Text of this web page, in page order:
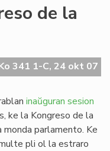
de la
341 1-C, 24 okt 07
inaŭguran sesion
ke la Kongreso de la
parlamento. Ke
pli ol la estraro